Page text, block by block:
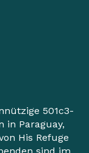
501c3-
in Paraguay,
His Refuge